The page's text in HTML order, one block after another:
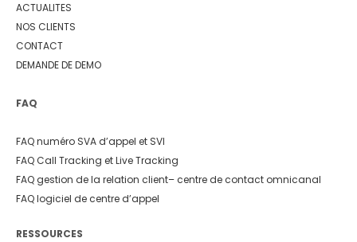
ACTUALITES
NOS CLIENTS
CONTACT
DEMANDE DE DEMO
FAQ
FAQ numéro SVA d’appel et SVI
FAQ Call Tracking et Live Tracking
FAQ gestion de la relation client– centre de contact omnicanal
FAQ logiciel de centre d’appel
RESSOURCES